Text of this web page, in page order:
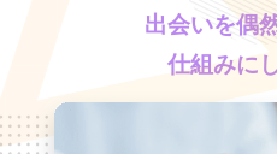
出会いを偶
仕組みに